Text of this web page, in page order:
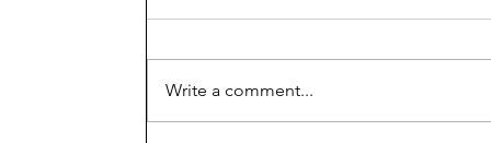
Write a comment...